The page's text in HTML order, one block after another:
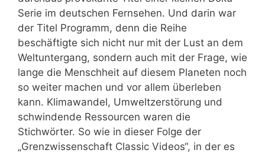
Serie im deutschen Fernsehen. Und darin war
der Titel Programm, denn die Reihe
beschäftigte sich nicht nur mit der Lust an dem
Weltuntergang, sondern auch mit der Frage, wie
lange die Menschheit auf diesem Planeten noch
so weiter machen und vor allem überleben
kann. Klimawandel, Umweltzerstörung und
schwindende Ressourcen waren die
Stichwörter. So wie in dieser Folge der
„Grenzwissenschaft Classic Videos“, in der es